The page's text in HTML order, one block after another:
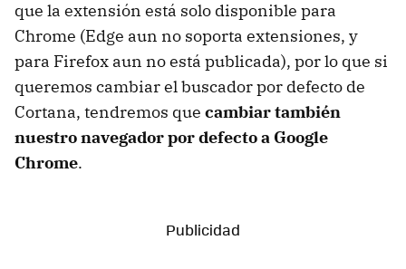
que la extensión está solo disponible para
Chrome (Edge aun no soporta extensiones, y
para Firefox aun no está publicada), por lo que si
queremos cambiar el buscador por defecto de
Cortana, tendremos que cambiar también
nuestro navegador por defecto a Google
Chrome.